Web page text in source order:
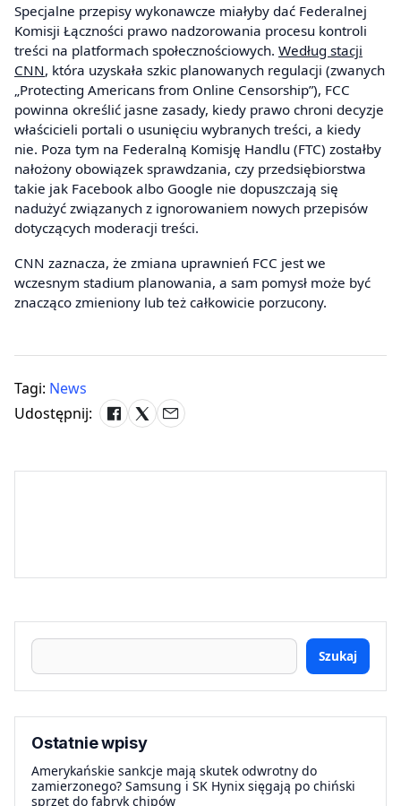
Specjalne przepisy wykonawcze miałyby dać Federalnej
Komisji Łączności prawo nadzorowania procesu kontroli
treści na platformach społecznościowych. Według stacji
CNN, która uzyskała szkic planowanych regulacji (zwanych
„Protecting Americans from Online Censorship”), FCC
powinna określić jasne zasady, kiedy prawo chroni decyzje
właścicieli portali o usunięciu wybranych treści, a kiedy
nie. Poza tym na Federalną Komisję Handlu (FTC) zostałby
nałożony obowiązek sprawdzania, czy przedsiębiorstwa
takie jak Facebook albo Google nie dopuszczają się
nadużyć związanych z ignorowaniem nowych przepisów
dotyczących moderacji treści.
CNN zaznacza, że zmiana uprawnień FCC jest we
wczesnym stadium planowania, a sam pomysł może być
znacząco zmieniony lub też całkowicie porzucony.
Tagi: News
Udostępnij:
Szukaj
Ostatnie wpisy
Amerykańskie sankcje mają skutek odwrotny do
zamierzonego? Samsung i SK Hynix sięgają po chiński
sprzęt do fabryk chipów